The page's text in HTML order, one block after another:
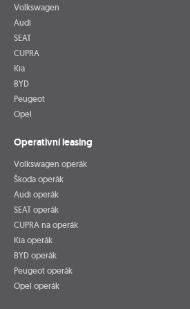
Volkswagen
Audi
SEAT
CUPRA
Kia
BYD
Peugeot
Opel
Operativní leasing
Volkswagen operák
Škoda operák
Audi operák
SEAT operák
CUPRA na operák
Kia operák
BYD operák
Peugeot operák
Opel operák